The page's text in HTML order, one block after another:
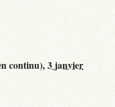
continu),3 janvier